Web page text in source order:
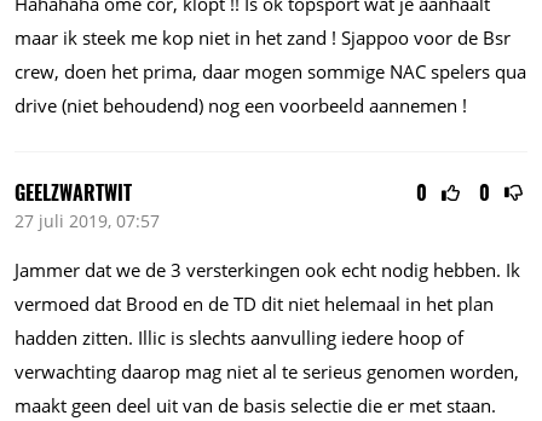
maar ik steek me kop niet in het zand ! Sjappoo voor de Bsr
crew, doen het prima, daar mogen sommige NAC spelers qua
drive (niet behoudend) nog een voorbeeld aannemen !
0 0
GEELZWARTWIT
27 juli 2019, 07:57
Jammer dat we de 3 versterkingen ook echt nodig hebben. Ik
vermoed dat Brood en de TD dit niet helemaal in het plan
hadden zitten. Illic is slechts aanvulling iedere hoop of
verwachting daarop mag niet al te serieus genomen worden,
maakt geen deel uit van de basis selectie die er met staan.